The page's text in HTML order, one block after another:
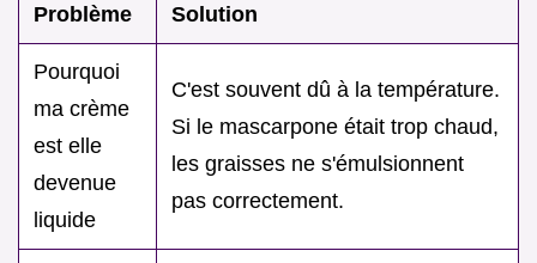
Problème Solution
Pourquoi
ma crème
est elle
devenue
liquide
C'est souvent dû à la température.
Si le mascarpone était trop chaud,
les graisses ne s'émulsionnent
pas correctement.